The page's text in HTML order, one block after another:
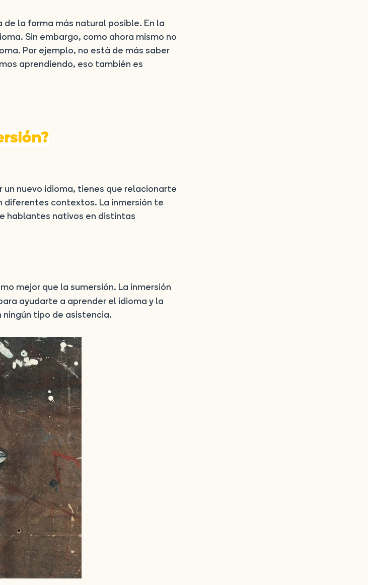
de la forma más natural posible. En la
Sin embargo, como ahora mismo no
Por ejemplo, no está de más saber
aprendiendo, eso también es
nuevo idioma, tienes que relacionarte
diferentes contextos. La inmersión te
hablantes nativos en distintas
mejor que la sumersión. La inmersión
ayudarte a aprender el idioma y la
ningún tipo de asistencia.